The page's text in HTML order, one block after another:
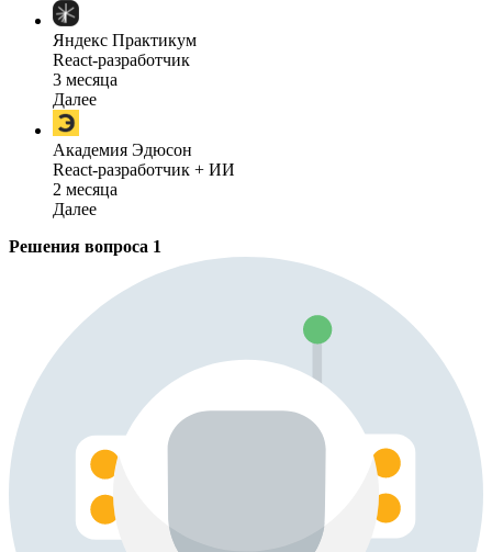
Яндекс Практикум
React-разработчик
3 месяца
Далее
Академия Эдюсон
React-разработчик + ИИ
2 месяца
Далее
Решения вопроса 1